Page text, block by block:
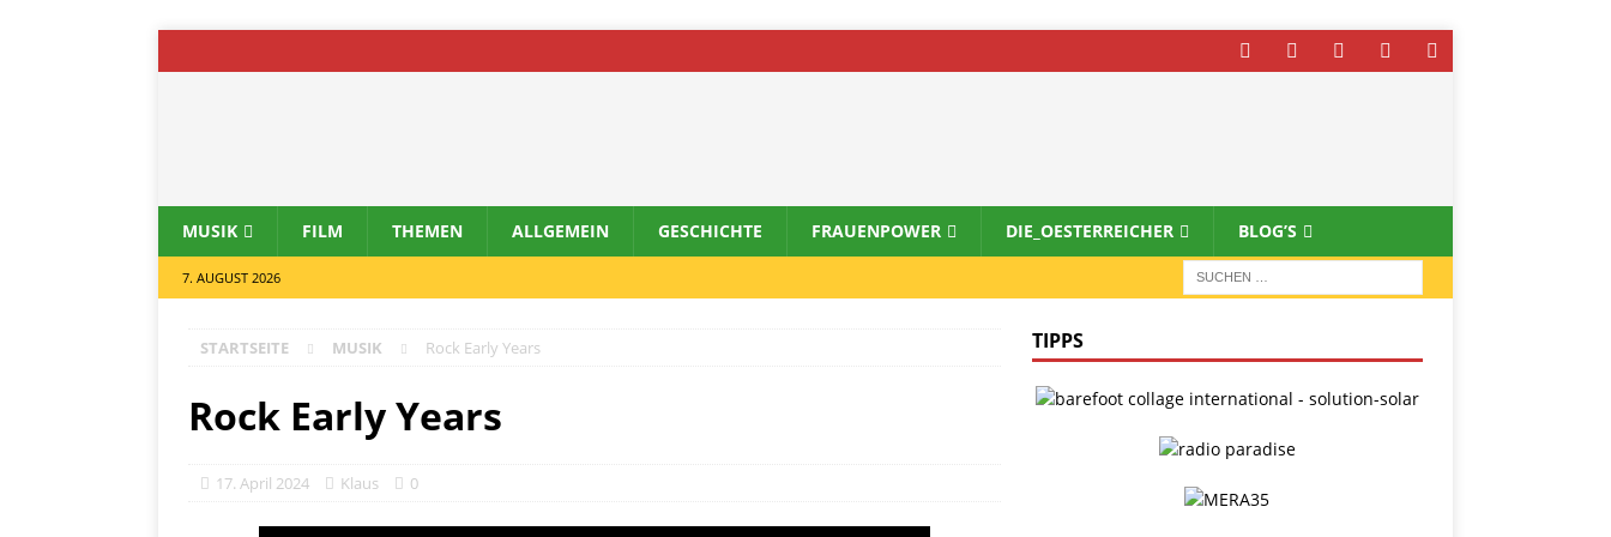
MUSIK FILM THEMEN ALLGEMEIN GESCHICHTE FRAUENPOWER DIE_OESTERREICHER BLOG’S
7. AUGUST 2026
STARTSEITE MUSIK Rock Early Years
Rock Early Years
17. April 2024 Klaus 0
TIPPS